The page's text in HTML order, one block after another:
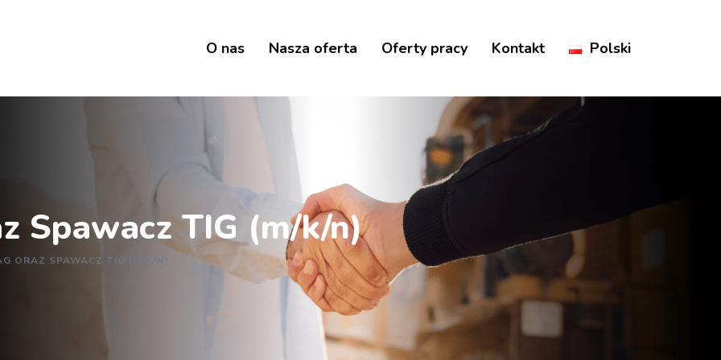
O nas Nasza oferta Oferty pracy Kontakt Polski
Spawacz TIG (m/k/n)
ORAZ SPAWACZ TIG (M/K/N)